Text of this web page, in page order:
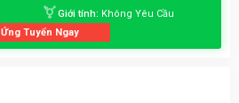
Giới tính: Không Yêu Cầu
Ứng Tuyển Ngay